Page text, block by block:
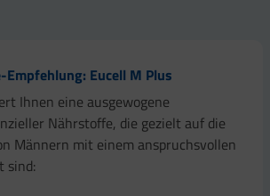
Empfehlung: Eucell M Plus
Ihnen eine ausgewogene
Nährstoffe, die gezielt auf die
Männern mit einem anspruchsvollen
sind: